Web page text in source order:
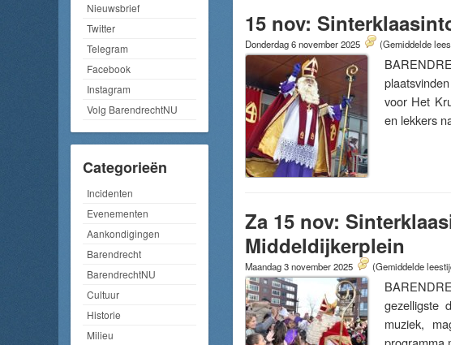
Nieuwsbrief
Twitter
Telegram
Facebook
Instagram
Volg BarendrechtNU
Categorieën
Incidenten
Evenementen
Aankondigingen
Barendrecht
BarendrechtNU
Cultuur
Historie
Milieu
15 nov:
Donderdag 6 november 2025 (Gemiddelde
voor Het
en lekkers
Za 15 nov:
Middeldijkerplein
Maandag 3 november 2025 (Gemiddelde
gezelligste
muziek,